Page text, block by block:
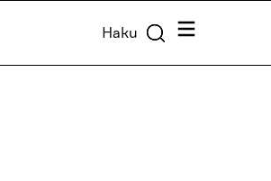
Haku Valikko